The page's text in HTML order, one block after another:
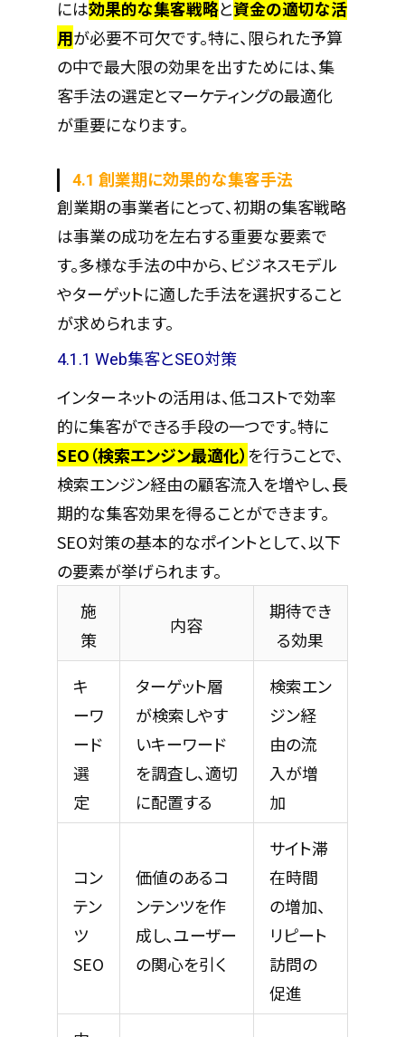
には効果的な集客戦略と資金の適切な活
用が必要不可欠です。特に、限られた予算
の中で最大限の効果を出すためには、集
客手法の選定とマーケティングの最適化
が重要になります。
4.1 創業期に効果的な集客手法
創業期の事業者にとって、初期の集客戦略
は事業の成功を左右する重要な要素で
す。多様な手法の中から、ビジネスモデル
やターゲットに適した手法を選択すること
が求められます。
4.1.1 Web集客とSEO対策
インターネットの活用は、低コストで効率
的に集客ができる手段の一つです。特に
SEO（検索エンジン最適化）を行うことで、
検索エンジン経由の顧客流入を増やし、長
期的な集客効果を得ることができます。
SEO対策の基本的なポイントとして、以下
の要素が挙げられます。
施
策
内容
期待でき
る効果
キ
ーワ
ード
選
定
ターゲット層
が検索しやす
いキーワード
を調査し、適切
に配置する
検索エン
ジン経
由の流
入が増
加
コン
テン
ツ
SEO
価値のあるコ
ンテンツを作
成し、ユーザー
の関心を引く
サイト滞
在時間
の増加、
リピート
訪問の
促進